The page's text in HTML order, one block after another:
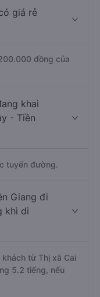
giá rẻ
đồng của
khai
- Tiền
tuyến đường.
Giang đi
khi di
từ Thị xã Cai
5.2 tiếng, nếu